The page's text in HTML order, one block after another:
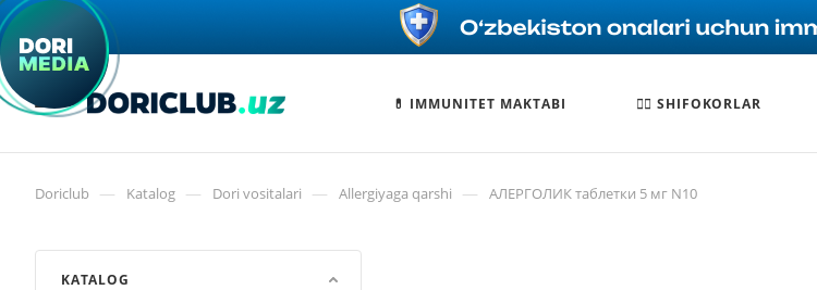
💊 IMMUNITET MAKTABI 🧑‍⚕️ SHIFOKORLAR
Doriclub — Katalog — Dori vositalari — Allergiyaga qarshi — АЛЕРГОЛИК таблетки 5 мг N10
KATALOG